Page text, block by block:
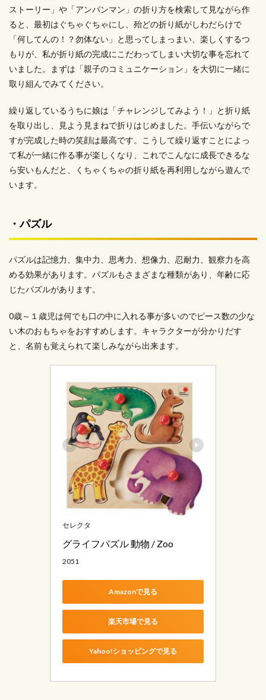
ストーリー」や「アンパンマン」の折り方を検索して見ながら作
ると、最初はぐちゃぐちゃにし、殆どの折り紙がしわだらけで
「何してんの！？勿体ない」と思ってしまっまい、楽しくするつ
もりが、私が折り紙の完成にこだわってしまい大切な事を忘れて
いました。まずは「親子のコミュニケーション」を大切に一緒に
取り組んでみてください。
繰り返しているうちに娘は「チャレンジしてみよう！」と折り紙
を取り出し、見よう見まねで折りはじめました。手伝いながらで
すが完成した時の笑顔は最高です。こうして繰り返すことによっ
て私が一緒に作る事が楽しくなり、これでこんなに成長できるな
ら安いもんだと、くちゃくちゃの折り紙を再利用しながら遊んで
います。
・パズル
パズルは記憶力、集中力、思考力、想像力、忍耐力、観察力を高
める効果があります。パズルもさまざまな種類があり、年齢に応
じたパズルがあります。
0歳～１歳児は何でも口の中に入れる事が多いのでピース数の少な
い木のおもちゃをおすすめします。キャラクターが分かりだす
と、名前も覚えられて楽しみながら出来ます。
セレクタ
グライフパズル 動物 / Zoo
2051
Amazonで見る
楽天市場で見る
Yahoo!ショッピングで見る